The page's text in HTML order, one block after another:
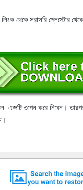
থেকে সরাসরি প্লেস্টোর
এপ্সটি ওপেন করে নিবেন।